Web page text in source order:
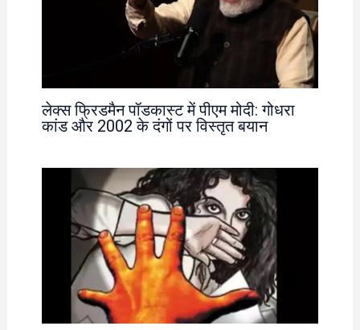
लेक्स फ्रिडमैन पॉडकास्ट में पीएम मोदी: गोधरा
कांड और 2002 के दंगों पर विस्तृत बयान